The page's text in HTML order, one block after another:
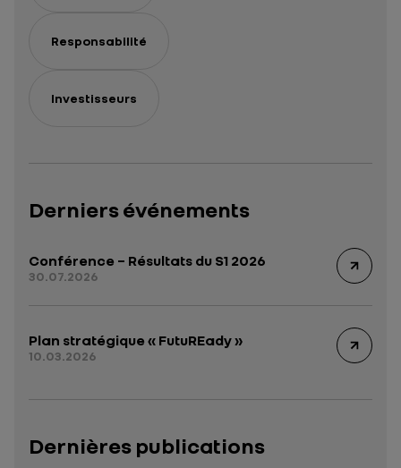
Responsabilité
Investisseurs
Derniers événements
Conférence – Résultats du S1 2026
30.07.2026
Plan stratégique « FutuREady »
10.03.2026
Dernières publications